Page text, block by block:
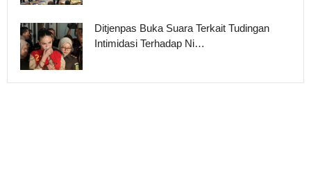
Ditjenpas Buka Suara Terkait Tudingan
Intimidasi Terhadap Ni…